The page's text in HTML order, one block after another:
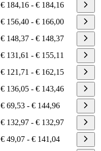
€ 184,16 - € 184,16
€ 156,40 - € 166,00
€ 148,37 - € 148,37
€ 131,61 - € 155,11
€ 121,71 - € 162,15
€ 136,05 - € 143,46
€ 69,53 - € 144,96
€ 132,97 - € 132,97
€ 49,07 - € 141,04